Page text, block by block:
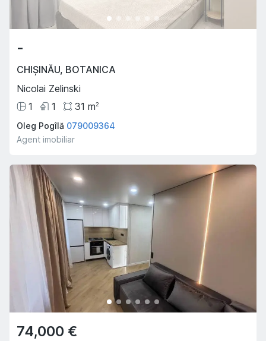
-
CHIȘINĂU, BOTANICA
Nicolai Zelinski
1
1 31 m2
Oleg Pogîlă 079009364
Agent imobiliar
74,000 €